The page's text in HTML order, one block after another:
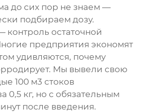
до сих пор не знаем —
подбираем дозу.
остаточной
предприятия экономят
удивляются, почему
Мы вывели свою
100 м3 стоков
0,5 кг, но с обязательным
после введения.